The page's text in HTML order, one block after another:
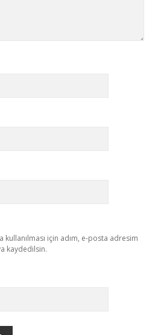
için adım, e-posta adresim
kaydedilsin.